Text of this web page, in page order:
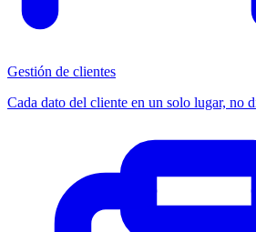
Gestión de clientes
Cada dato del cliente en un solo lugar, no